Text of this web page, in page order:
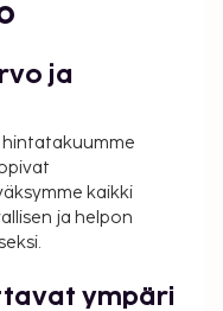
ja
kaikki
ja helpon
ympäri